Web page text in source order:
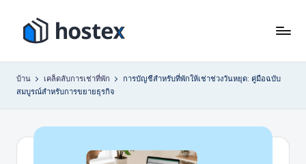
ที่
เนื้อหาฮ
เ
การ
หยุด
บ้าน เคล็ดลับการเช่าที่พัก
การบัญชีสำหรับที่พักให้เช่าช่วงวันหยุด: คู่มือฉบับ
สมบูรณ์สำหรับการขยายธุรกิจ